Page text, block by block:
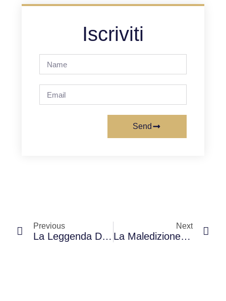
Iscriviti
Send
Previous
La Leggenda Dell’Albero Triste.
Next
La Maledizione Di Ubold